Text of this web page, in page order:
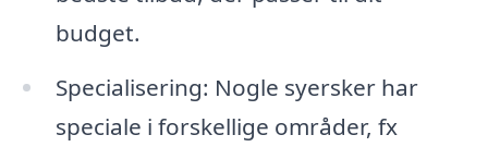
budget.
Specialisering: Nogle syersker har
speciale i forskellige områder, fx